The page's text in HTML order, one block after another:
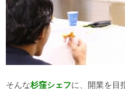
そんな杉窪シェフに、開業を目